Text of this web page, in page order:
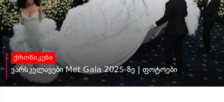
ქრონიკები
ვარსკვლავები Met Gala 2025-ზე | ფოტოები